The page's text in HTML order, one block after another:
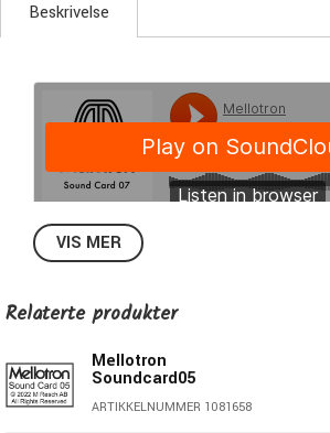
Beskrivelse
VIS MER
Relaterte produkter
Mellotron
Soundcard05
ARTIKKELNUMMER 1081658